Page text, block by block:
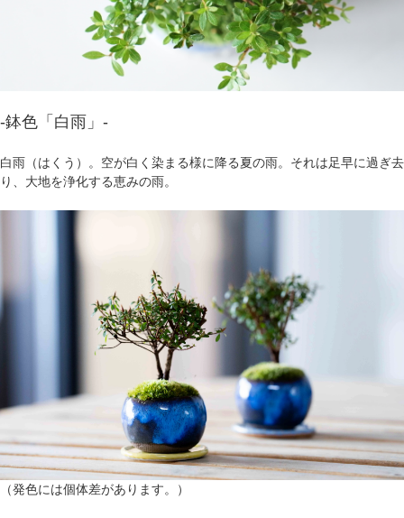
-鉢色「白雨」-
白雨（はくう）。空が白く染まる様に降る夏の雨。それは足早に過ぎ去
り、大地を浄化する恵みの雨。
（発色には個体差があります。）